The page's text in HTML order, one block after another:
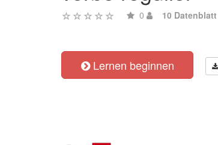
0 10 Datenblatt
Lernen beginnen